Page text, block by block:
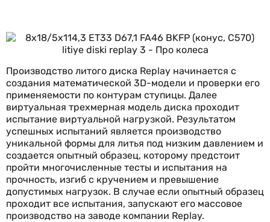
Производство литого диска Replay начинается с
создания математической 3D-модели и проверки его
применяемости по контурам ступицы. Далее
виртуальная трехмерная модель диска проходит
испытание виртуальной нагрузкой. Результатом
успешных испытаний является производство
уникальной формы для литья под низким давлением и
создается опытный образец, которому предстоит
пройти многочисленные тесты и испытания на
прочность, изгиб с кручением и превышение
допустимых нагрузок. В случае если опытный образец
проходит все испытания, запускают его массовое
производство на заводе компании Replay.